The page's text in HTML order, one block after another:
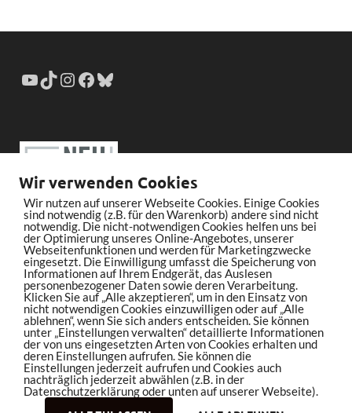
Wir verwenden Cookies
Wir nutzen auf unserer Webseite Cookies. Einige Cookies
sind notwendig (z.B. für den Warenkorb) andere sind nicht
notwendig. Die nicht-notwendigen Cookies helfen uns bei
der Optimierung unseres Online-Angebotes, unserer
Webseitenfunktionen und werden für Marketingzwecke
eingesetzt. Die Einwilligung umfasst die Speicherung von
Informationen auf Ihrem Endgerät, das Auslesen
personenbezogener Daten sowie deren Verarbeitung.
Klicken Sie auf „Alle akzeptieren“, um in den Einsatz von
nicht notwendigen Cookies einzuwilligen oder auf „Alle
ablehnen“, wenn Sie sich anders entscheiden. Sie können
unter „Einstellungen verwalten“ detaillierte Informationen
der von uns eingesetzten Arten von Cookies erhalten und
deren Einstellungen aufrufen. Sie können die
Einstellungen jederzeit aufrufen und Cookies auch
nachträglich jederzeit abwählen (z.B. in der
Datenschutzerklärung oder unten auf unserer Webseite).